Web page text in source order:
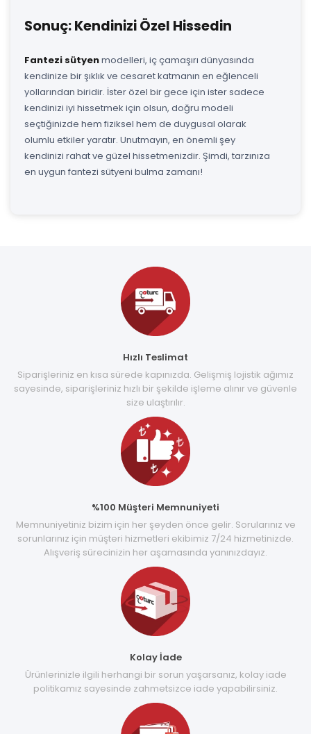
Sonuç: Kendinizi Özel Hissedin
Fantezi sütyenmodelleri, iç çamaşırı dünyasında
kendinize bir şıklık ve cesaret katmanın en eğlenceli
yollarından biridir. İster özel bir gece için ister sadece
kendinizi iyi hissetmek için olsun, doğru modeli
seçtiğinizde hem fiziksel hem de duygusal olarak
olumlu etkiler yaratır. Unutmayın, en önemli şey
kendinizi rahat ve güzel hissetmenizdir. Şimdi, tarzınıza
en uygun fantezi sütyeni bulma zamanı!
Hızlı Teslimat
Siparişleriniz en kısa sürede kapınızda. Gelişmiş lojistik ağımız
sayesinde, siparişleriniz hızlı bir şekilde işleme alınır ve güvenle
size ulaştırılır.
%100 Müşteri Memnuniyeti
Memnuniyetiniz bizim için her şeyden önce gelir. Sorularınız ve
sorunlarınız için müşteri hizmetleri ekibimiz 7/24 hizmetinizde.
Alışveriş sürecinizin her aşamasında yanınızdayız.
Kolay İade
Ürünlerinizle ilgili herhangi bir sorun yaşarsanız, kolay iade
politikamız sayesinde zahmetsizce iade yapabilirsiniz.